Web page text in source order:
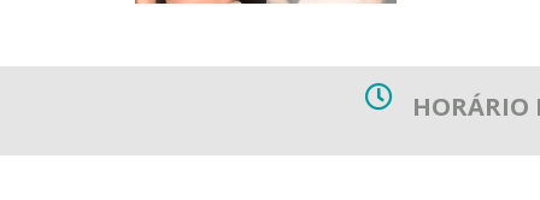
HORÁRIO